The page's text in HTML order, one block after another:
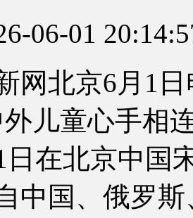
06-01
网北京6月1
儿童心手相
日在北京中国
中国、俄罗